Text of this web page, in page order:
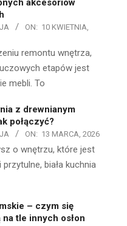
ON: 10 KWIETNIA,
remontu wnętrza,
etapów jest
mebli. To
z drewnianym
połączyć?
ON: 13 MARCA, 2026
o wnętrzu, które jest
przytulne, biała kuchnia
– czym się
tle innych osłon